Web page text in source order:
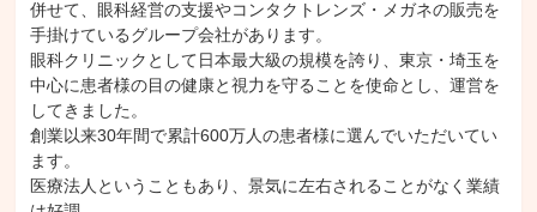
併せて、眼科経営の支援やコンタクトレンズ・メガネの販売を
手掛けているグループ会社があります。
眼科クリニックとして日本最大級の規模を誇り、東京・埼玉を
中心に患者様の目の健康と視力を守ることを使命とし、運営を
してきました。
創業以来30年間で累計600万人の患者様に選んでいただいてい
ます。
医療法人ということもあり、景気に左右されることがなく業績